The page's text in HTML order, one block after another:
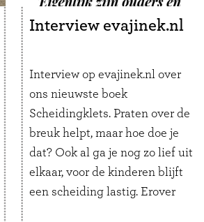
Interview evajinek.nl
Interview op evajinek.nl over
ons nieuwste boek
Scheidingklets. Praten over de
breuk helpt, maar hoe doe je
dat? Ook al ga je nog zo lief uit
elkaar, voor de kinderen blijft
een scheiding lastig. Erover